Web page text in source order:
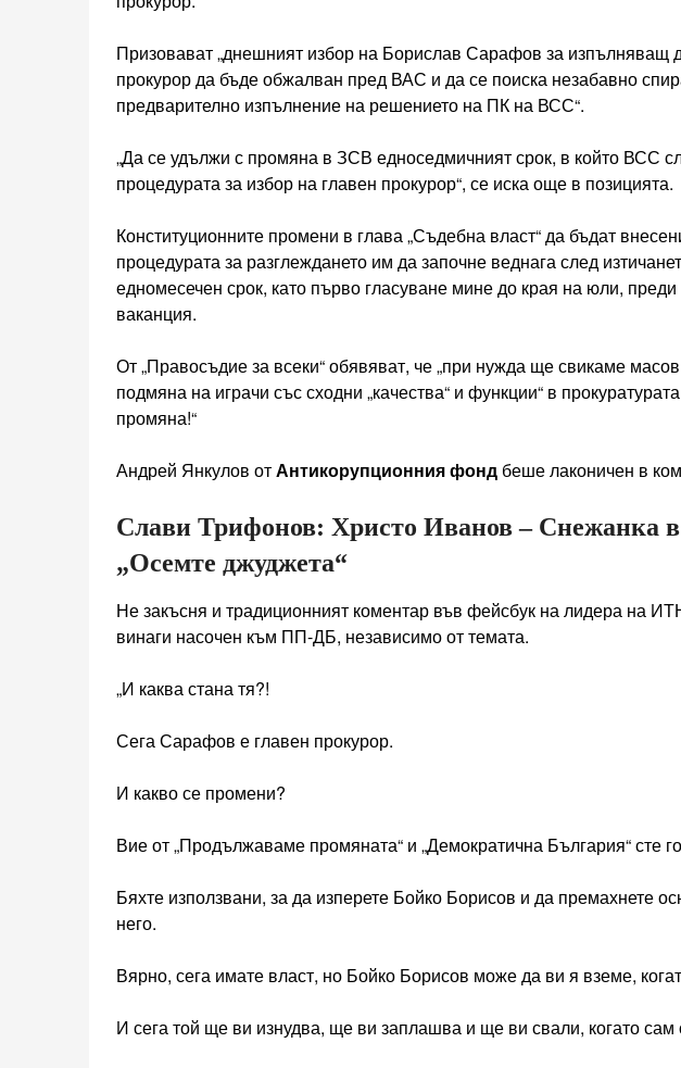
Призовават „днешният избор на Борислав Сарафов за изпълняващ
прокурор да бъде обжалван пред ВАС и да се поиска незабавно
предварително изпълнение на решението на ПК на ВСС“.
„Да се удължи с промяна в ЗСВ едноседмичният срок, в който ВСС
процедурата за избор на главен прокурор“, се иска още в позицията.
Конституционните промени в глава „Съдебна власт“ да бъдат
процедурата за разглеждането им да започне веднага след
едномесечен срок, като първо гласуване мине до края на юли,
ваканция.
От „Правосъдие за всеки“ обявяват, че „при нужда ще свикаме
подмяна на играчи със сходни „качества“ и функции“ в
промяна!“
Андрей Янкулов отАнтикорупционния фонд беше лаконичен в
Слави Трифонов: Христо Иванов – Снежанка в
„Осемте джуджета“
Не закъсня и традиционният коментар във фейсбук на лидера на
винаги насочен към ПП-ДБ, независимо от темата.
„И каква стана тя?!
Сега Сарафов е главен прокурор.
И какво се промени?
Вие от „Продължаваме промяната“ и „Демократична България“ сте
Бяхте използвани, за да изперете Бойко Борисов и да премахнете
него.
Вярно, сега имате власт, но Бойко Борисов може да ви я вземе,
И сега той ще ви изнудва, ще ви заплашва и ще ви свали, когато